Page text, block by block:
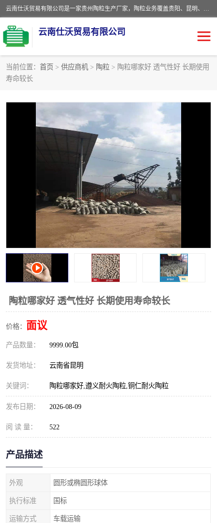
云南仕沃贸易有限公司是一家贵州陶粒生产厂家，陶粒业务覆盖贵阳、昆明、四川、云南、重庆等区域。批发贵阳陶粒、昆明陶粒、四川陶粒、云南陶粒、重庆陶粒，服务热线：*。仕沃贸易建材致力于建筑产业化、绿色建筑体系、产品和系统应用解决方案的企业。研发生产、销售和推广绿色建筑体系、建筑产业化体系的各种环保建筑产品。
云南仕沃贸易有限公司
当前位置： 首页 > 供应商机 > 陶粒 > 陶粒哪家好 透气性好 长期使用
寿命较长
陶粒哪家好 透气性好 长期使用寿命较长
价格： 面议
产品数量： 9999.00包
发货地址： 云南省昆明
关键词： 陶粒哪家好,遵义耐火陶粒,铜仁耐火陶粒
发布日期： 2026-08-09
阅 读 量： 522
产品描述
外观 圆形或椭圆形球体
执行标准 国标
运输方式 车载运输
陶粒
园林绿化陶粒
粘土陶粒
陶粒回填